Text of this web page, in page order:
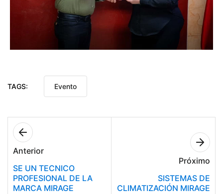
TAGS: Evento
Anterior
SE UN TECNICO
PROFESIONAL DE LA
MARCA MIRAGE
Próximo
SISTEMAS DE
CLIMATIZACIÓN MIRAGE